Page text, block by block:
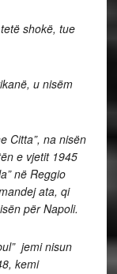
shokë, tue
u nisëm
Citta”, na nisën
e vjetit 1945
në Reggio
ata, qi
për Napoli.
jemi nisun
kemi